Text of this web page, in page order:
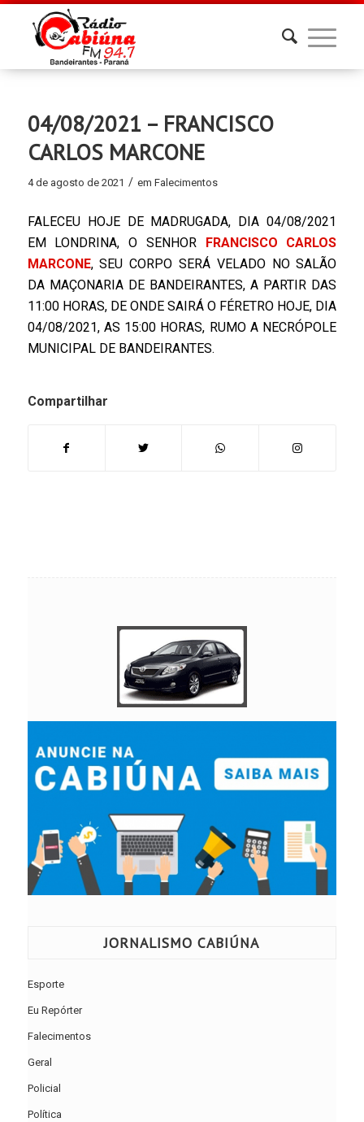
04/08/2021 – FRANCISCO
CARLOS MARCONE
4 de agosto de 2021 / em Falecimentos
FALECEU HOJE DE MADRUGADA, DIA 04/08/2021
EM LONDRINA, O SENHOR FRANCISCO CARLOS
MARCONE, SEU CORPO SERÁ VELADO NO SALÃO
DA MAÇONARIA DE BANDEIRANTES, A PARTIR DAS
11:00 HORAS, DE ONDE SAIRÁ O FÉRETRO HOJE, DIA
04/08/2021, AS 15:00 HORAS, RUMO A NECRÓPOLE
MUNICIPAL DE BANDEIRANTES.
Compartilhar
JORNALISMO CABIÚNA
Esporte
Eu Repórter
Falecimentos
Geral
Policial
Política